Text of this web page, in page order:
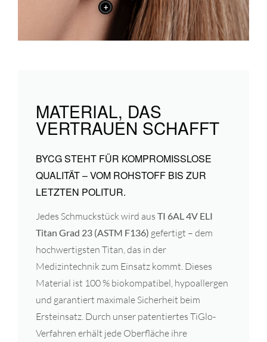
+
MATERIAL, DAS
VERTRAUEN SCHAFFT
BYCG STEHT FÜR KOMPROMISSLOSE
QUALITÄT – VOM ROHSTOFF BIS ZUR
LETZTEN POLITUR.
Jedes Schmuckstück wird aus TI 6AL 4V ELI
Titan Grad 23 (ASTM F136) gefertigt – dem
hochwertigsten Titan, das in der
Medizintechnik zum Einsatz kommt. Dieses
Material ist 100 % biokompatibel, hypoallergen
und garantiert maximale Sicherheit beim
Ersteinsatz. Durch unser patentiertes TiGlo-
Verfahren erhält jede Oberfläche ihre